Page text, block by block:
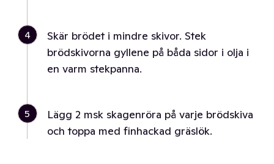
4
Skär brödet i mindre skivor. Stek
brödskivorna gyllene på båda sidor i olja i
en varm stekpanna.
5
Lägg 2 msk skagenröra på varje brödskiva
och toppa med finhackad gräslök.